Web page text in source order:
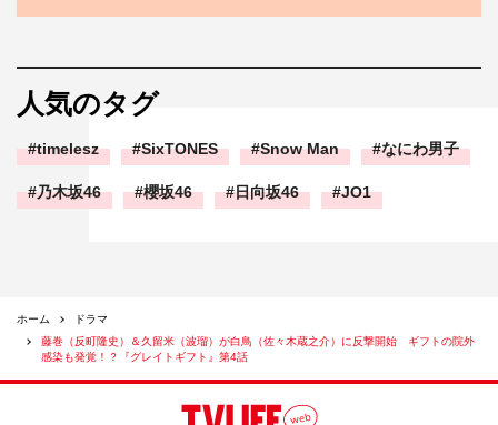
人気のタグ
timelesz SixTONES Snow Man なにわ男子
乃木坂46 櫻坂46 日向坂46 JO1
ホーム
ドラマ
藤巻（反町隆史）＆久留米（波瑠）が白鳥（佐々木蔵之介）に反撃開始 ギフトの院外
感染も発覚！？『グレイトギフト』第4話